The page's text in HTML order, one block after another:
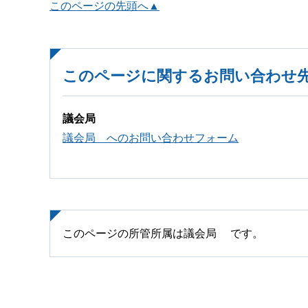
このページの先頭へ▲
このページに関するお問い合わせ
議会局
議会局 へのお問い合わせフォーム
このページの所管所属は議会局 です。